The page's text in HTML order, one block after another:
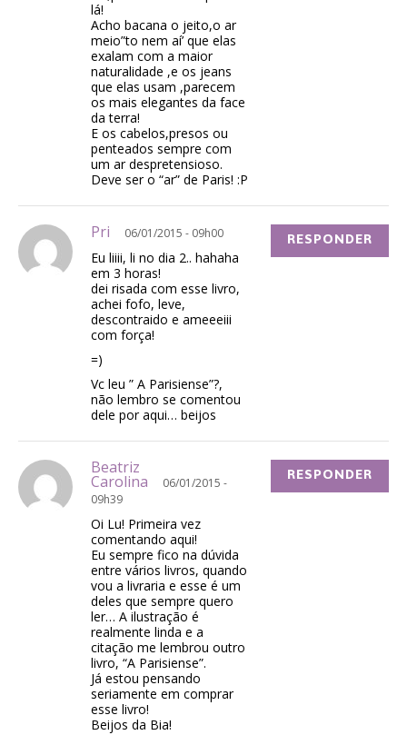
lá!
Acho bacana o jeito,o ar
meio”to nem aí’ que elas
exalam com a maior
naturalidade ,e os jeans
que elas usam ,parecem
os mais elegantes da face
da terra!
E os cabelos,presos ou
penteados sempre com
um ar despretensioso.
Deve ser o “ar” de Paris! :P
Pri 06/01/2015 - 09h00
Eu liiii, li no dia 2.. hahaha
em 3 horas!
dei risada com esse livro,
achei fofo, leve,
descontraido e ameeeiii
com força!
=)
Vc leu ” A Parisiense”?,
não lembro se comentou
dele por aqui… beijos
RESPONDER
Beatriz
Carolina
06/01/2015 -
09h39
Oi Lu! Primeira vez
comentando aqui!
Eu sempre fico na dúvida
entre vários livros, quando
vou a livraria e esse é um
deles que sempre quero
ler… A ilustração é
realmente linda e a
citação me lembrou outro
livro, “A Parisiense”.
Já estou pensando
seriamente em comprar
esse livro!
Beijos da Bia!
RESPONDER